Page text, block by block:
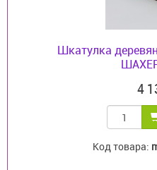
Шкатулка
4
Код товара: